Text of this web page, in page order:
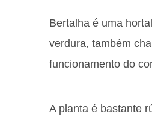
Bertalha é uma
verdura, também
funcionamento do
A planta é bastante